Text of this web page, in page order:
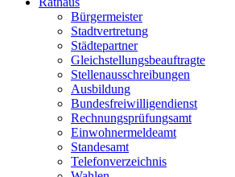
Bürgermeister
Stadtvertretung
Städtepartner
Gleichstellungsbeauftragte
Stellenausschreibungen
Ausbildung
Bundesfreiwilligendienst
Rechnungsprüfungsamt
Einwohnermeldeamt
Standesamt
Telefonverzeichnis